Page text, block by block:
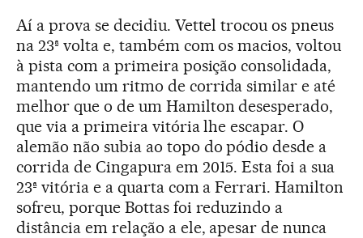
Aí a prova se decidiu. Vettel trocou os pneus
na 23ª volta e, também com os macios, voltou
à pista com a primeira posição consolidada,
mantendo um ritmo de corrida similar e até
melhor que o de um Hamilton desesperado,
que via a primeira vitória lhe escapar. O
alemão não subia ao topo do pódio desde a
corrida de Cingapura em 2015. Esta foi a sua
23ª vitória e a quarta com a Ferrari. Hamilton
sofreu, porque Bottas foi reduzindo a
distância em relação a ele, apesar de nunca